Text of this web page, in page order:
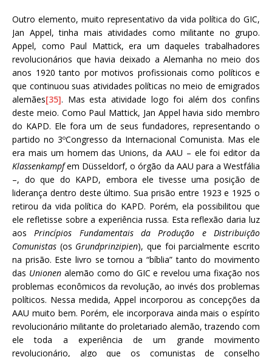
Outro elemento, muito representativo da vida política do GIC,
Jan Appel, tinha mais atividades como militante no grupo.
Appel, como Paul Mattick, era um daqueles trabalhadores
revolucionários que havia deixado a Alemanha no meio dos
anos 1920 tanto por motivos profissionais como políticos e
que continuou suas atividades políticas no meio de emigrados
alemães[35]. Mas esta atividade logo foi além dos confins
deste meio. Como Paul Mattick, Jan Appel havia sido membro
do KAPD. Ele fora um de seus fundadores, representando o
partido no 3ºCongresso da Internacional Comunista. Mas ele
era mais um homem das Unions, da AAU – ele foi editor da
Klassenkampfem Düsseldorf, o órgão da AAU para a Westfália
–, do que do KAPD, embora ele tivesse uma posição de
liderança dentro deste último. Sua prisão entre 1923 e 1925 o
retirou da vida política do KAPD. Porém, ela possibilitou que
ele refletisse sobre a experiência russa. Esta reflexão daria luz
aos Princípios Fundamentais da Produção e Distribuição
Comunistas (os Grundprinzipien), que foi parcialmente escrito
na prisão. Este livro se tornou a “bíblia” tanto do movimento
das Unionen alemão como do GIC e revelou uma fixação nos
problemas econômicos da revolução, ao invés dos problemas
políticos. Nessa medida, Appel incorporou as concepções da
AAU muito bem. Porém, ele incorporava ainda mais o espírito
revolucionário militante do proletariado alemão, trazendo com
ele toda a experiência de um grande movimento
revolucionário, algo que os comunistas de conselho